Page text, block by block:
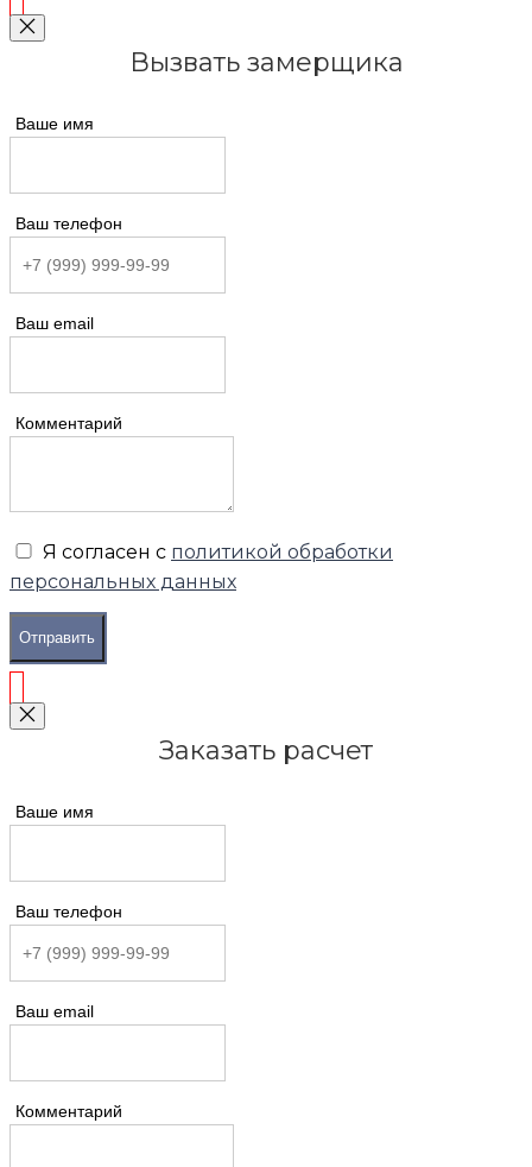
Вызвать замерщика
Ваше имя
Ваш телефон
Ваш email
Комментарий
Я согласен с политикой обработки
персональных данных
Отправить
Заказать расчет
Ваше имя
Ваш телефон
Ваш email
Комментарий